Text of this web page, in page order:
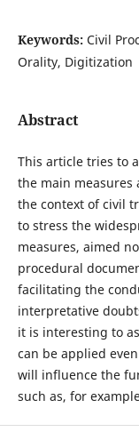
Keywords: Civil
Orality, Digitization
Abstract
This article tries to
the main measures
the context of civil
to stress the
measures, aimed
procedural
facilitating the
interpretative
it is interesting to
can be applied
will influence the
such as, for